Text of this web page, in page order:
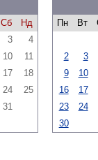
Сб
Нд
3
4
10
11
17
18
24
25
31
Пн
Вт
2
3
9
10
16
17
23
24
30